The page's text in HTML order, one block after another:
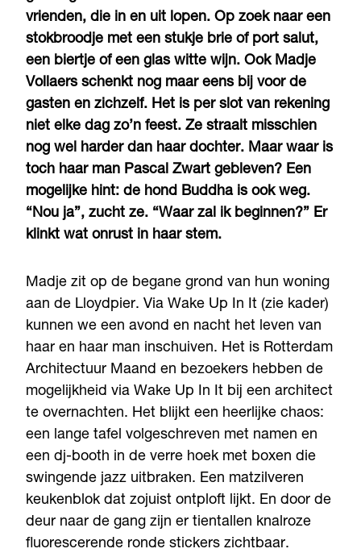
vrienden, die in en uit lopen. Op zoek naar een
stokbroodje met een stukje brie of port salut,
een biertje of een glas witte wijn. Ook Madje
Vollaers schenkt nog maar eens bij voor de
gasten en zichzelf. Het is per slot van rekening
niet elke dag zo’n feest. Ze straalt misschien
nog wel harder dan haar dochter. Maar waar is
toch haar man Pascal Zwart gebleven? Een
mogelijke hint: de hond Buddha is ook weg.
“Nou ja”, zucht ze. “Waar zal ik beginnen?” Er
klinkt wat onrust in haar stem.
Madje zit op de begane grond van hun woning
aan de Lloydpier. Via Wake Up In It (zie kader)
kunnen we een avond en nacht het leven van
haar en haar man inschuiven. Het is Rotterdam
Architectuur Maand en bezoekers hebben de
mogelijkheid via Wake Up In It bij een architect
te overnachten. Het blijkt een heerlijke chaos:
een lange tafel volgeschreven met namen en
een dj-booth in de verre hoek met boxen die
swingende jazz uitbraken. Een matzilveren
keukenblok dat zojuist ontploft lijkt. En door de
deur naar de gang zijn er tientallen knalroze
fluorescerende ronde stickers zichtbaar.